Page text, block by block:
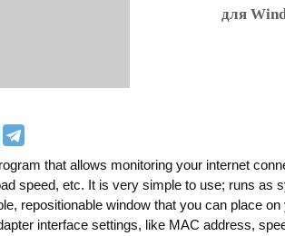
для
that allows monitoring your internet
speed, etc. It is very simple to use; runs as
repositionable window that you can place
interface settings, like MAC address,